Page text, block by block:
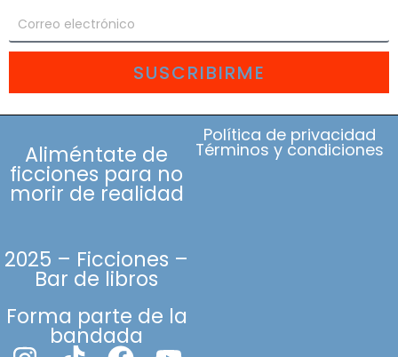
SUSCRIBIRME
Aliméntate de
ficciones para no
morir de realidad
2025 – Ficciones –
Bar de libros
Forma parte de la
bandada
Política de privacidad
Términos y condiciones